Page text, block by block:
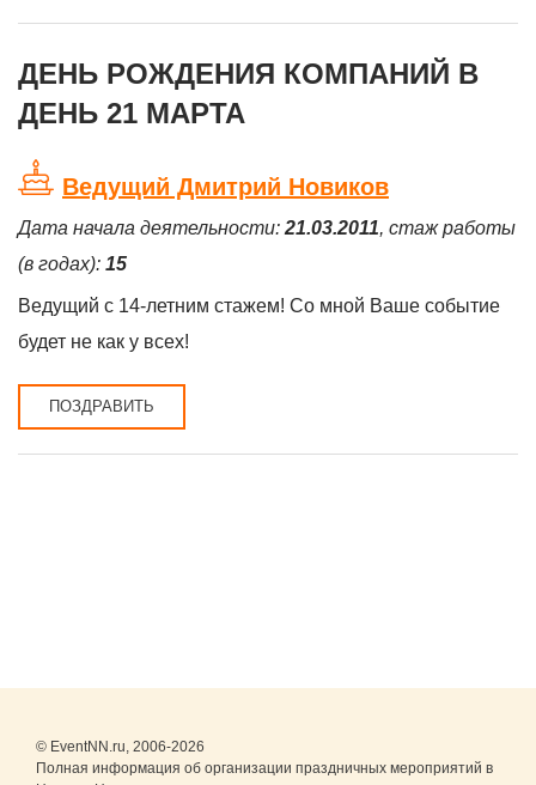
ДЕНЬ РОЖДЕНИЯ КОМПАНИЙ В
ДЕНЬ 21 МАРТА
Ведущий Дмитрий Новиков
Дата начала деятельности: 21.03.2011, стаж работы
(в годах): 15
Ведущий с 14-летним стажем! Со мной Ваше событие
будет не как у всех!
ПОЗДРАВИТЬ
© EventNN.ru, 2006-2026
Полная информация об организации праздничных мероприятий в